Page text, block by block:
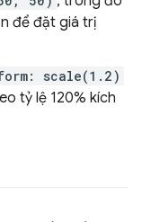
để đặt giá trị
scale(1.2)
tỷ lệ 120% kích